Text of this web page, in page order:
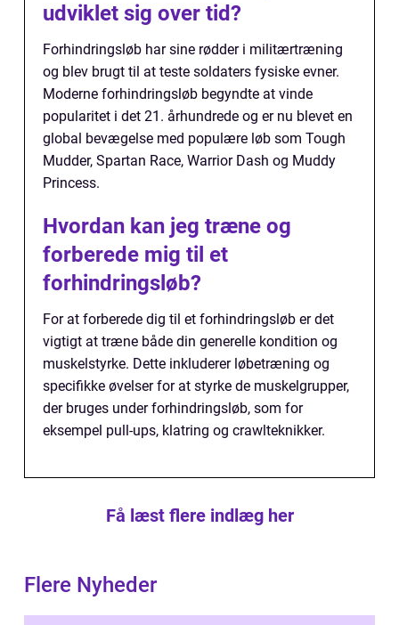
udviklet sig over tid?
Forhindringsløb har sine rødder i militærtræning
og blev brugt til at teste soldaters fysiske evner.
Moderne forhindringsløb begyndte at vinde
popularitet i det 21. århundrede og er nu blevet en
global bevægelse med populære løb som Tough
Mudder, Spartan Race, Warrior Dash og Muddy
Princess.
Hvordan kan jeg træne og
forberede mig til et
forhindringsløb?
For at forberede dig til et forhindringsløb er det
vigtigt at træne både din generelle kondition og
muskelstyrke. Dette inkluderer løbetræning og
specifikke øvelser for at styrke de muskelgrupper,
der bruges under forhindringsløb, som for
eksempel pull-ups, klatring og crawlteknikker.
Få læst flere indlæg her
Flere Nyheder